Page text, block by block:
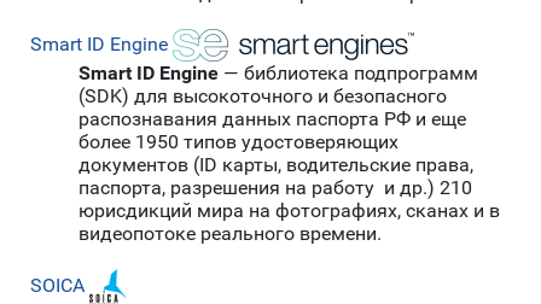
Smart ID Engine
Smart ID Engine — библиотека подпрограмм
(SDK) для высокоточного и безопасного
распознавания данных паспорта РФ и еще
более 1950 типов удостоверяющих
документов (ID карты, водительские права,
паспорта, разрешения на работу и др.) 210
юрисдикций мира на фотографиях, сканах и в
видеопотоке реального времени.
SOICA